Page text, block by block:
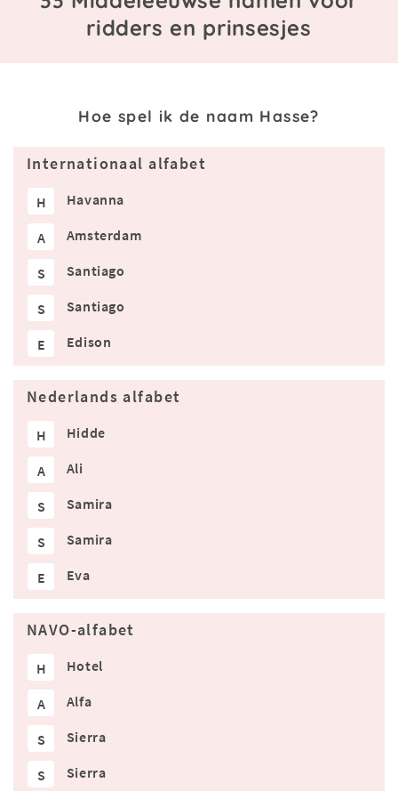
ridders en prinsesjes
Hoe spel ik de naam Hasse?
Internationaal alfabet
H Havanna
A Amsterdam
S Santiago
S Santiago
E Edison
Nederlands alfabet
H Hidde
A Ali
S Samira
S Samira
E Eva
NAVO-alfabet
H Hotel
A Alfa
S Sierra
S Sierra